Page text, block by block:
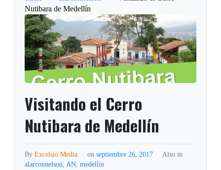
Nutibara de Medellín
Visitando el Cerro
Nutibara de Medellín
ByExcelsio Media on septiembre 26, 2017
Also in
alarconnelson,AN,medellin